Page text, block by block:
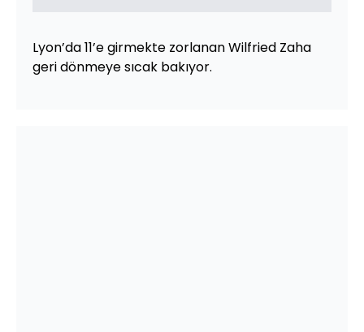
Lyon’da 11’e girmekte zorlanan Wilfried Zaha
geri dönmeye sıcak bakıyor.